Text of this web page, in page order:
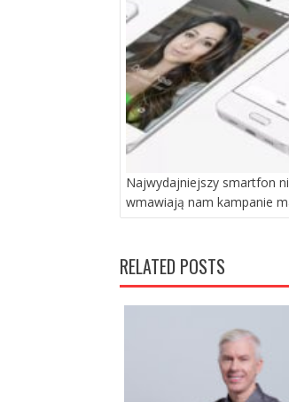
Najwydajniejszy smartfon
wmawiają nam kampanie
RELATED POSTS